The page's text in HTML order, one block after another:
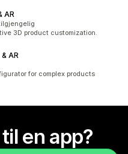
AR
3D product customization.
AR
for complex products
en app?